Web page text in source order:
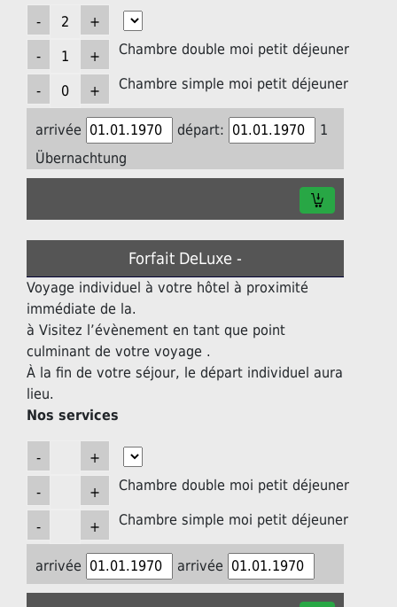
Chambre double moi petit déjeuner
Chambre simple moi petit déjeuner
arrivée départ:
1
Übernachtung
Forfait DeLuxe -
Voyage individuel à votre hôtel à proximité
immédiate de la.
à Visitez l’évènement en tant que point
culminant de votre voyage .
À la fin de votre séjour, le départ individuel aura
lieu.
Nos services
Chambre double moi petit déjeuner
Chambre simple moi petit déjeuner
arrivée arrivée